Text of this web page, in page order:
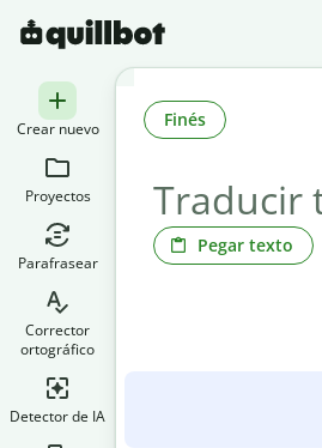
Crear nuevo
Proyectos
Parafrasear
Corrector
ortográfico
Detector de IA
Pegar texto
Finés